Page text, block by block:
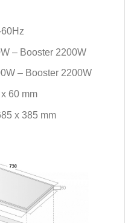
– Booster 2200W
– Booster 2200W
60 mm
x 385 mm